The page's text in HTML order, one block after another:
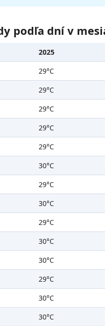
podľa dní v
2025
29°C
29°C
29°C
29°C
29°C
30°C
29°C
30°C
29°C
30°C
30°C
29°C
30°C
30°C